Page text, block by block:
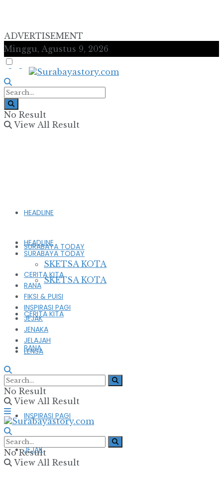
ADVERTISEMENT
Minggu, Agustus 9, 2026
No Result
View All Result
HEADLINE
SURABAYA TODAY
SKETSA KOTA
CERITA KITA
RANA
FIKSI & PUISI
INSPIRASI PAGI
JEJAK
HEADLINE
SURABAYA TODAY
SKETSA KOTA
CERITA KITA
RANA
FIKSI & PUISI
INSPIRASI PAGI
JEJAK
JENAKA
JELAJAH
LENSA
No Result
View All Result
No Result
View All Result